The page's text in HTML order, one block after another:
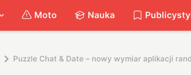
Moto Nauka
Puzzle Chat & Date – nowy wymiar aplikacji